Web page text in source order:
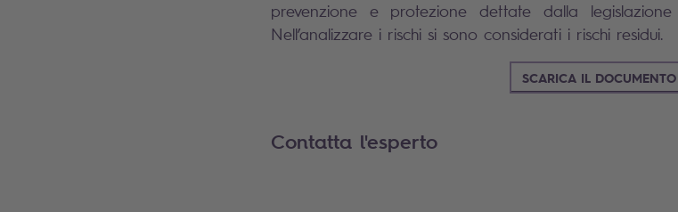
prevenzione e protezione dettate dalla
Nell’analizzare i rischi si sono considerati i rischi residui.
SCARICA IL DOCUMENTO
Contatta l'esperto